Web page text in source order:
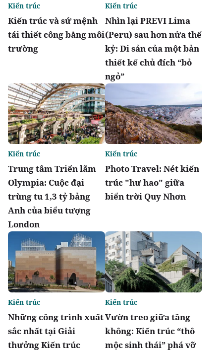
Kiến trúc và sứ mệnh
tái thiết công bằng môi
trường
Kiến trúc
Nhìn lại PREVI Lima
(Peru) sau hơn nửa thế
kỷ: Di sản của một bản
thiết kế chủ đích “bỏ
ngỏ”
Kiến trúc
Trung tâm Triển lãm
Olympia: Cuộc đại
trùng tu 1,3 tỷ bảng
Anh của biểu tượng
London
Kiến trúc
Photo Travel: Nét kiến
trúc "hư hao" giữa
biển trời Quy Nhơn
Kiến trúc
Những công trình xuất
sắc nhất tại Giải
thưởng Kiến trúc
Kiến trúc
Vườn treo giữa tầng
không: Kiến trúc “thô
mộc sinh thái” phá vỡ
Kiến trúc